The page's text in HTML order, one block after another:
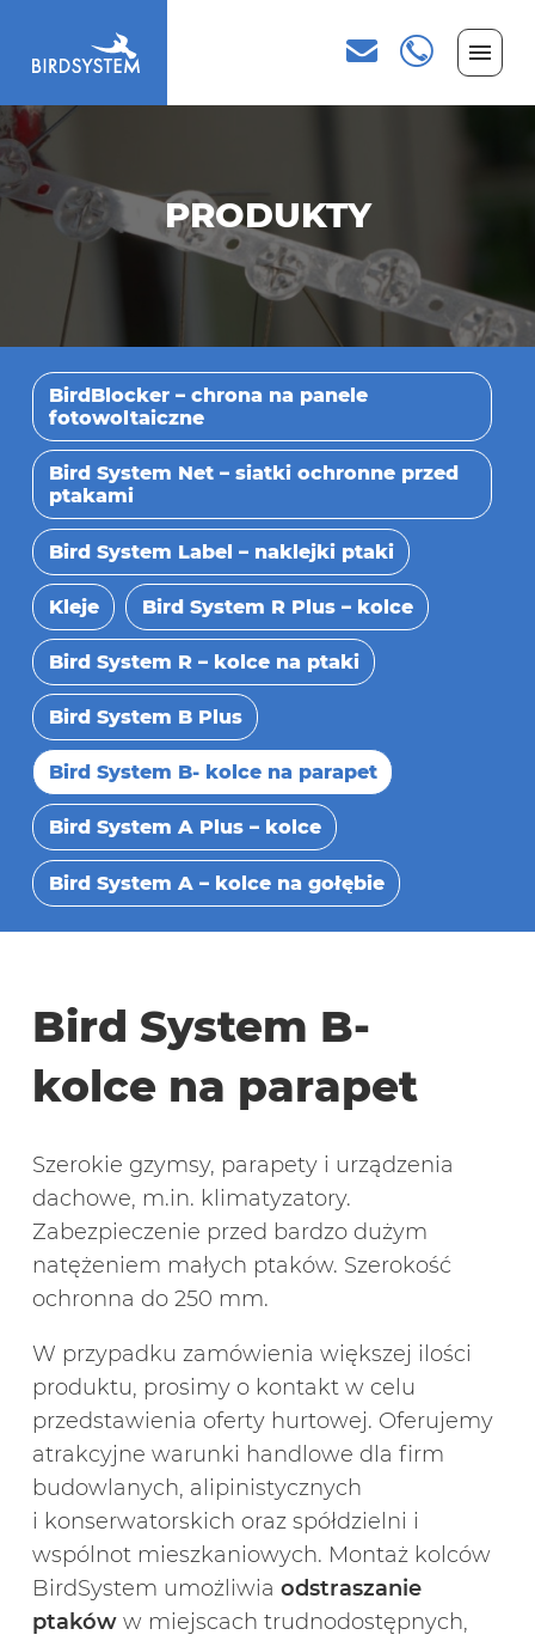
PRODUKTY
BirdBlocker – chrona na panele
fotowoltaiczne
Bird System Net – siatki ochronne przed
ptakami
Bird System Label – naklejki ptaki
Kleje Bird System R Plus – kolce
Bird System R – kolce na ptaki
Bird System B Plus
Bird System B- kolce na parapet
Bird System A Plus – kolce
Bird System A – kolce na gołębie
Bird System B-
kolce na parapet
Szerokie gzymsy, parapety i urządzenia
dachowe, m.in. klimatyzatory.
Zabezpieczenie przed bardzo dużym
natężeniem małych ptaków. Szerokość
ochronna do 250 mm.
W przypadku zamówienia większej ilości
produktu, prosimy o kontakt w celu
przedstawienia oferty hurtowej. Oferujemy
atrakcyjne warunki handlowe dla firm
budowlanych, alipinistycznych
i konserwatorskich oraz spółdzielni i
wspólnot mieszkaniowych. Montaż kolców
BirdSystem umożliwia odstraszanie
ptaków w miejscach trudnodostępnych,